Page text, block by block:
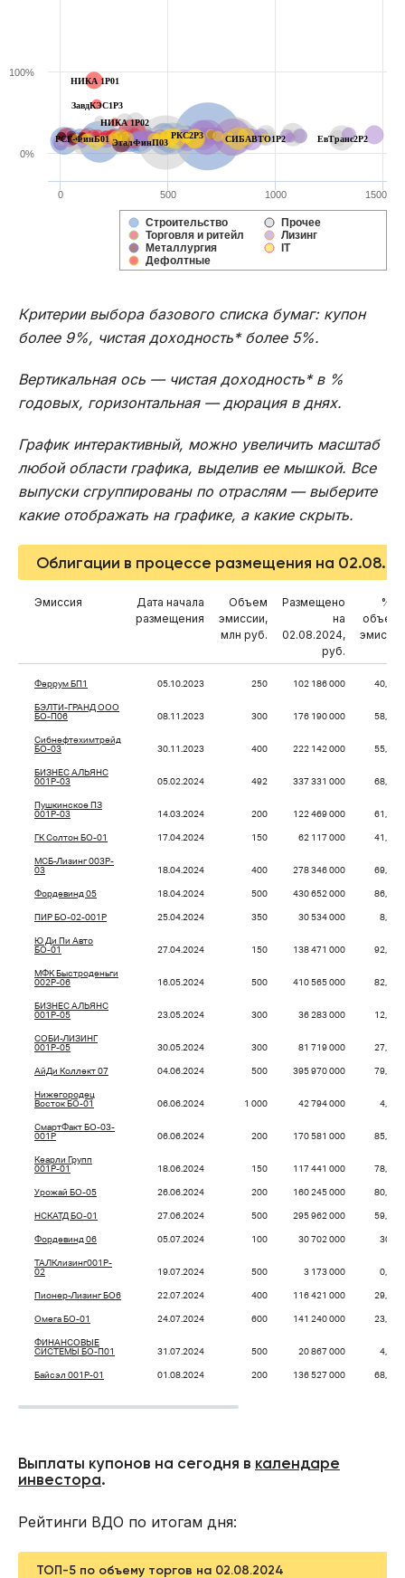
РСГ-ФинБ01 ЭталФинП03 СИБАВТО1Р2
РКС2Р3
НИКА 1Р02
ЕвТранс2P2
ЗавдКЭС1Р3
НИКА 1Р01
Строительство
Прочее
Торговля и ритейл
Лизинг
Металлургия
IT
Дефолтные
0 500 1000 1500
0%
100%
Критерии выбора базового списка бумаг: купон
более 9%, чистая доходность* более 5%.
Вертикальная ось — чистая доходность* в %
годовых, горизонтальная — дюрация в днях.
График интерактивный, можно увеличить масштаб
любой области графика, выделив ее мышкой. Все
выпуски сгруппированы по отраслям — выберите
какие отображать на графике, а какие скрыть.
Облигации в процессе размещения на
Эмиссия
Дата начала
размещения
Объем
эмиссии,
млн руб.
Размещено
на
02.08.2024,
руб.
% от
объема
эмиссии
Феррум БП1 05.10.2023 250 102 186 000 40,87%
БЭЛТИ-ГРАНД ООО
БО-П06
08.11.2023 300 176 190 000 58,73%
Сибнефтехимтрейд
БО-03
30.11.2023 400 222 142 000 55,54%
БИЗНЕС АЛЬЯНС
001P-03
05.02.2024 492 337 331 000 68,52%
Пушкинское ПЗ
001Р-03
14.03.2024 200 122 469 000 61,23%
ГК Солтон БО-01 17.04.2024 150 62 117 000 41,41%
МСБ-Лизинг 003P-
03
18.04.2024 400 278 346 000 69,59%
Фордевинд 05 18.04.2024 500 430 652 000 86,13%
ПИР БО-02-001P 25.04.2024 350 30 534 000 8,72%
Ю Ди Пи Авто
БО-01
27.04.2024 150 138 471 000 92,31%
МФК Быстроденьги
002Р-06
16.05.2024 500 410 565 000 82,11%
БИЗНЕС АЛЬЯНС
001P-05
23.05.2024 300 36 283 000 12,09%
СОБИ-ЛИЗИНГ
001Р-05
30.05.2024 300 81 719 000 27,24%
АйДи Коллект 07 04.06.2024 500 395 970 000 79,19%
Нижегородец
Восток БО-01
06.06.2024 1 000 42 794 000 4,28%
СмартФакт БО-03-
001P
06.06.2024 200 170 581 000 85,29%
Кеарли Групп
001Р-01
18.06.2024 150 117 441 000 78,29%
Урожай БО-05 26.06.2024 200 160 245 000 80,12%
НСКАТД БО-01 27.06.2024 500 295 962 000 59,19%
Фордевинд 06 05.07.2024 100 30 702 000 30,7%
ТАЛКлизинг001P-
02
19.07.2024 500 3 173 000 0,63%
Пионер-Лизинг БО6 22.07.2024 400 116 421 000 29,11%
Омега БО-01 24.07.2024 600 141 240 000 23,54%
ФИНАНСОВЫЕ
СИСТЕМЫ БО-П01
31.07.2024 500 20 867 000 4,17%
Байсэл 001P-01 01.08.2024 200 136 527 000 68,26%
Выплаты купонов на сегодня в календаре
инвестора.
Рейтинги ВДО по итогам дня:
ТОП-5 по объему торгов на 02.08.2024